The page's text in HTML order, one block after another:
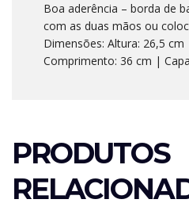
Boa aderência – borda de
com as duas mãos ou
Dimensões: Altura: 26,5
Comprimento: 36 cm |
PRODUTOS